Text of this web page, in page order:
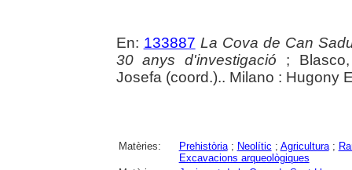
En: 133887 La Cova de Can
30 anys d'investigació ;
Josefa (coord.).. Milano : Hugony
Matèries: Prehistòria; Neolític ; Agricultura;
Excavacions arqueològiques